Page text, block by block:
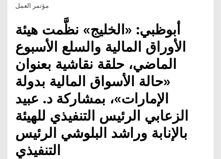
مؤتمر العمل
أبوظبي: «الخليج» نظَّمت هيئة
الأوراق المالية والسلع الأسبوع
الماضي، حلقة نقاشية بعنوان
«حالة الأسواق المالية بدولة
الإمارات»، بمشاركة د. عبيد
الزعابي الرئيس التنفيذي للهيئة
بالإنابة وراشد البلوشي الرئيس
التنفيذي